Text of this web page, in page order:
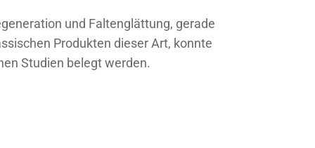
und Faltenglättung, gerade
Produkten dieser Art, konnte
Studien belegt werden.